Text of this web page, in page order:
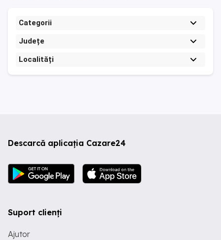
Categorii
Județe
Localități
Descarcă aplicația Cazare24
Suport clienți
Ajutor